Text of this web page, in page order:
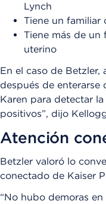
Lynch
Tiene un familiar
Tiene más de un
uterino
En el caso de
después de enterarse
Karen para detectar
positivos”, dijo
Atención
Betzler valoró lo
conectado de Kaiser
“No hubo demoras